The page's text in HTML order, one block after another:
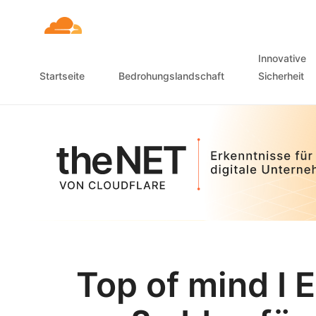
Startseite Bedrohungslandschaft
Innovative
Sicherheit
Top of mind I